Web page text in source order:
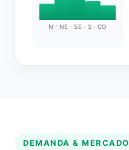
N · NE · SE · S · CO
DEMANDA & MERCADO